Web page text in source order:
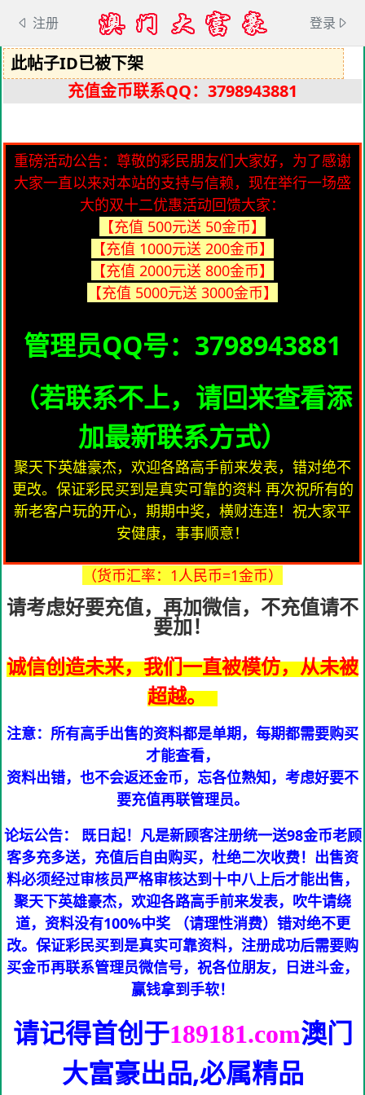
注册 登录
此帖子ID已被下架
充值金币联系QQ：3798943881
重磅活动公告：尊敬的彩民朋友们大家好，为了感谢
大家一直以来对本站的支持与信赖，现在举行一场盛
大的双十二优惠活动回馈大家：
【充值 500元送 50金币】
【充值 1000元送 200金币】
【充值 2000元送 800金币】
【充值 5000元送 3000金币】
管理员QQ号：3798943881
（若联系不上，请回来查看添
加最新联系方式）
聚天下英雄豪杰，欢迎各路高手前来发表，错对绝不
更改。保证彩民买到是真实可靠的资料 再次祝所有的
新老客户玩的开心，期期中奖，横财连连！祝大家平
安健康，事事顺意！
（货币汇率：1人民币=1金币）
请考虑好要充值，再加微信，不充值请不
要加！
诚信创造未来，我们一直被模仿，从未被
超越。
注意：所有高手出售的资料都是单期，每期都需要购买
才能查看，
资料出错，也不会返还金币，忘各位熟知，考虑好要不
要充值再联管理员。
论坛公告： 既日起！凡是新顾客注册统一送98金币老顾
客多充多送，充值后自由购买，杜绝二次收费！出售资
料必须经过审核员严格审核达到十中八上后才能出售，
聚天下英雄豪杰，欢迎各路高手前来发表，吹牛请绕
道，资料没有100%中奖 （请理性消费）错对绝不更
改。保证彩民买到是真实可靠资料，注册成功后需要购
买金币再联系管理员微信号，祝各位朋友，日进斗金，
赢钱拿到手软！
请记得首创于189181.com澳门
大富豪出品,必属精品